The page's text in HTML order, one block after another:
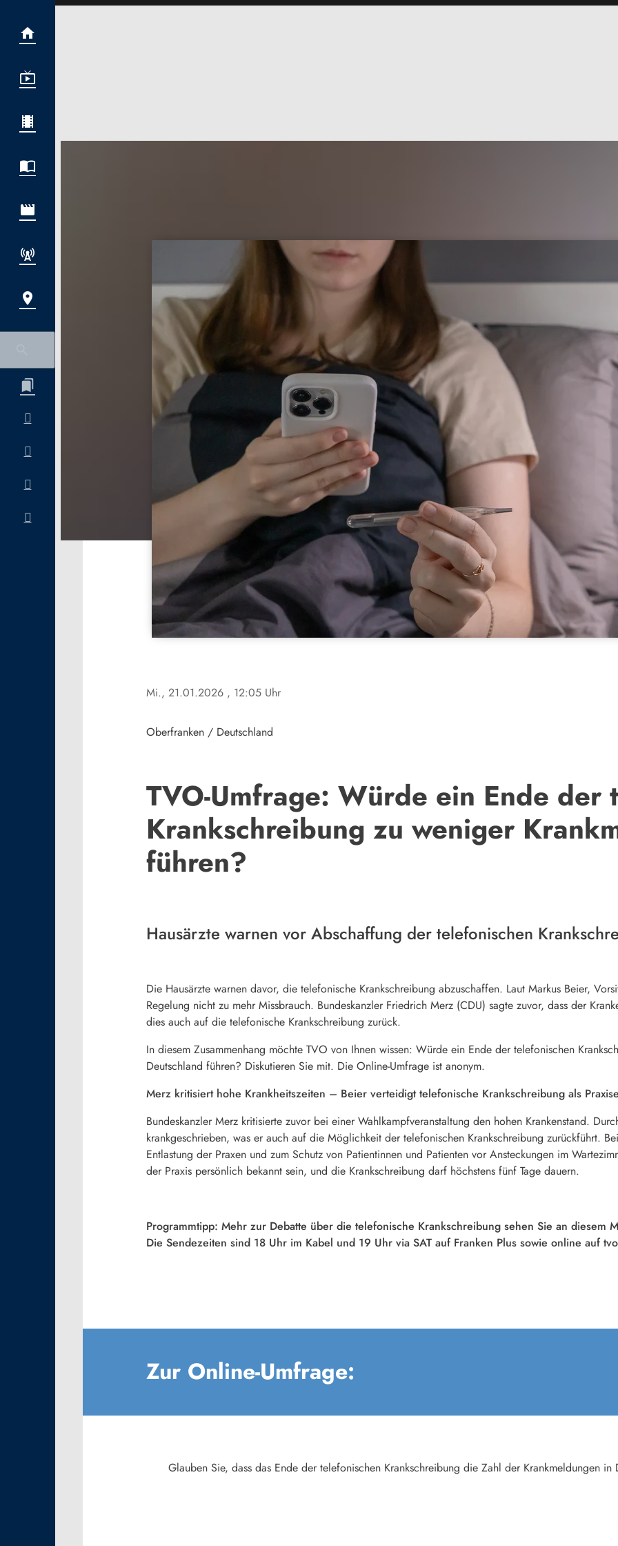
Mi., 21.01.2026 , 12:05 Uhr
Oberfranken / Deutschland
TVO-Umfrage: Würde ein Ende der
Krankschreibung zu weniger
führen?
Hausärzte warnen vor Abschaffung der telefonischen
Die Hausärzte warnen davor, die telefonische Krankschreibung abzuschaffen. Laut Markus Beier,
Regelung nicht zu mehr Missbrauch. Bundeskanzler Friedrich Merz (CDU) sagte zuvor, dass der
dies auch auf die telefonische Krankschreibung zurück.
In diesem Zusammenhang möchte TVO von Ihnen wissen: Würde ein Ende der telefonischen
Deutschland führen? Diskutieren Sie mit. Die Online-Umfrage ist anonym.
Merz kritisiert hohe Krankheitszeiten – Beier verteidigt telefonische Krankschreibung als
Bundeskanzler Merz kritisierte zuvor bei einer Wahlkampfveranstaltung den hohen Krankenstand.
krankgeschrieben, was er auch auf die Möglichkeit der telefonischen Krankschreibung zurückführt.
Entlastung der Praxen und zum Schutz von Patientinnen und Patienten vor Ansteckungen im
der Praxis persönlich bekannt sein, und die Krankschreibung darf höchstens fünf Tage dauern.
Programmtipp: Mehr zur Debatte über die telefonische Krankschreibung sehen Sie an diesem
Die Sendezeiten sind 18 Uhr im Kabel und 19 Uhr via SAT auf Franken Plus sowie online auf
Zur Online-Umfrage:
Glauben Sie, dass das Ende der telefonischen Krankschreibung die Zahl der Krankmeldungen in